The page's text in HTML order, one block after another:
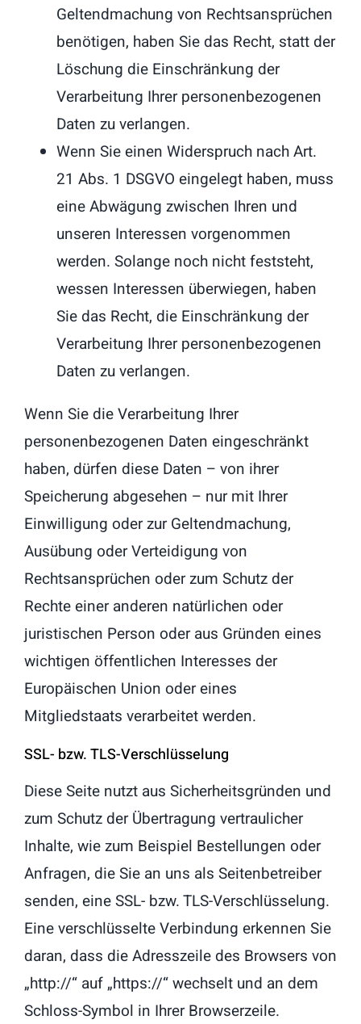
Geltendmachung von Rechtsansprüchen
benötigen, haben Sie das Recht, statt der
Löschung die Einschränkung der
Verarbeitung Ihrer personenbezogenen
Daten zu verlangen.
Wenn Sie einen Widerspruch nach Art.
21 Abs. 1 DSGVO eingelegt haben, muss
eine Abwägung zwischen Ihren und
unseren Interessen vorgenommen
werden. Solange noch nicht feststeht,
wessen Interessen überwiegen, haben
Sie das Recht, die Einschränkung der
Verarbeitung Ihrer personenbezogenen
Daten zu verlangen.
Wenn Sie die Verarbeitung Ihrer
personenbezogenen Daten eingeschränkt
haben, dürfen diese Daten – von ihrer
Speicherung abgesehen – nur mit Ihrer
Einwilligung oder zur Geltendmachung,
Ausübung oder Verteidigung von
Rechtsansprüchen oder zum Schutz der
Rechte einer anderen natürlichen oder
juristischen Person oder aus Gründen eines
wichtigen öffentlichen Interesses der
Europäischen Union oder eines
Mitgliedstaats verarbeitet werden.
SSL- bzw. TLS-Verschlüsselung
Diese Seite nutzt aus Sicherheitsgründen und
zum Schutz der Übertragung vertraulicher
Inhalte, wie zum Beispiel Bestellungen oder
Anfragen, die Sie an uns als Seitenbetreiber
senden, eine SSL- bzw. TLS-Verschlüsselung.
Eine verschlüsselte Verbindung erkennen Sie
daran, dass die Adresszeile des Browsers von
„http://“ auf „https://“ wechselt und an dem
Schloss-Symbol in Ihrer Browserzeile.